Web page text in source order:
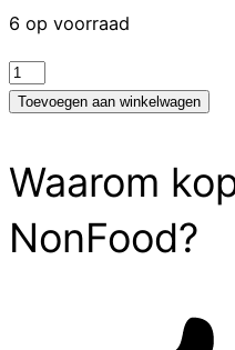
6 op voorraad
test
aantal
Toevoegen aan winkelwagen
Waarom
NonFood?